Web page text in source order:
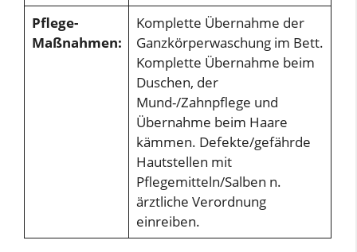
Pflege-
Maßnahmen:
Komplette Übernahme der
Ganzkörperwaschung im Bett.
Komplette Übernahme beim
Duschen, der
Mund-/Zahnpflege und
Übernahme beim Haare
kämmen. Defekte/gefährde
Hautstellen mit
Pflegemitteln/Salben n.
ärztliche Verordnung
einreiben.